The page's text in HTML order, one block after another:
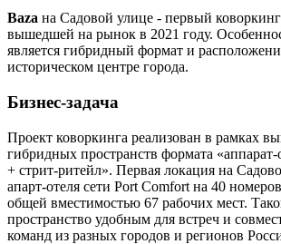
Baza на Садовой улице - первый
вышедшей на рынок в 2021 году.
является гибридный формат и
историческом центре города.
Бизнес-задача
Проект коворкинга реализован в рамках
гибридных пространств формата «аппарат-
+ стрит-ритейл». Первая локация на
апарт-отеля сети Port Comfort на 40
общей вместимостью 67 рабочих мест.
пространство удобным для встреч и
команд из разных городов и регионов